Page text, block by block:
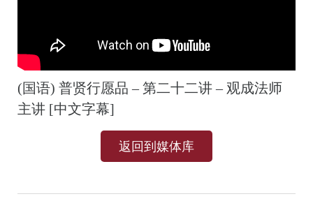
(国语) 普贤行愿品 – 第二十二讲 – 观成法师
主讲 [中文字幕]
返回到媒体库